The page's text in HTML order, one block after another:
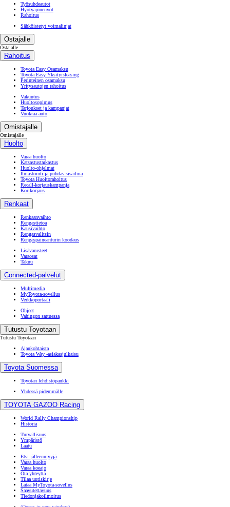
Työsuhdeautot
Hyötyajoneuvot
Rahoitus
Sähköistetyt voimalinjat
Ostajalle
Ostajalle
Rahoitus
Toyota Easy Osamaksu
Toyota Easy Yksityisleasing
Perinteinen osamaksu
Yritysautojen rahoitus
Vakuutus
Huoltosopimus
Tarjoukset ja kampanjat
Vuokraa auto
Omistajalle
Omistajalle
Huolto
Varaa huolto
Katsastustarkastus
Huolto-ohjelmat
Ilmastointi ja puhdas sisäilma
Toyota Huoltorahoitus
Recall-korjauskampanja
Korikorjaus
Renkaat
Renkaanvaihto
Rengastietoa
Kausivaihto
Rengasvalitsin
Rengaspaineanturin koodaus
Lisävarusteet
Varaosat
Takuu
Connected-palvelut
Multimedia
MyToyota-sovellus
Verkkoportaali
Ohjeet
Vahingon sattuessa
Tutustu Toyotaan
Tutustu Toyotaan
Ajankohtaista
Toyota Way -asiakasjulkaisu
Toyota Suomessa
Toyotan lehdistöpankki
Yhdessä pidemmälle
TOYOTA GAZOO Racing
World Rally Championship
Historia
Turvallisuus
Ympäristö
Laatu
Etsi jälleenmyyjä
Varaa huolto
Varaa koeajo
Ota yhteyttä
Tilaa uutiskirje
Lataa MyToyota-sovellus
Saavutettavuus
Tiedonjakoilmoitus